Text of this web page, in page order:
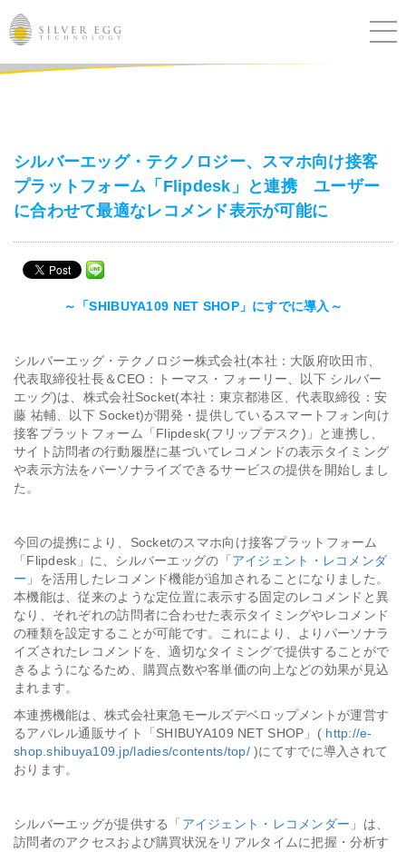
導入事例
ブログ
IR
会社情報
採用
資料ダウンロード
お問い合わせ
シルバーエッグ・テクノロジー、スマホ向け接客
プラットフォーム「Flipdesk」と連携 ユーザー
に合わせて最適なレコメンド表示が可能に
～「SHIBUYA109 NET SHOP」にすでに導入～
シルバーエッグ・テクノロジー株式会社(本社：大阪府吹田市、
代表取締役社長＆CEO：トーマス・フォーリー、以下 シルバー
エッグ)は、株式会社Socket(本社：東京都港区、代表取締役：安
藤 祐輔、以下 Socket)が開発・提供しているスマートフォン向け
接客プラットフォーム「Flipdesk(フリップデスク)」と連携し、
サイト訪問者の行動履歴に基づいてレコメンドの表示タイミング
や表示方法をパーソナライズできるサービスの提供を開始しまし
た。
今回の提携により、Socketのスマホ向け接客プラットフォーム
「Flipdesk」に、シルバーエッグの「 アイジェント・レコメンダ
ー 」を活用したレコメンド機能が追加されることになりました。
本機能は、従来のような定位置に表示する固定のレコメンドと異
なり、それぞれの訪問者に合わせた表示タイミングやレコメンド
の種類を設定することが可能です。これにより、よりパーソナラ
イズされたレコメンドを、適切なタイミングで提供することがで
きるようになるため、購買点数や客単価の向上などの効果が見込
まれます。
本連携機能は、株式会社東急モールズデベロップメントが運営す
るアパレル通販サイト「SHIBUYA109 NET SHOP」( http://e-
shop.shibuya109.jp/ladies/contents/top/)にてすでに導入されて
おります。
シルバーエッグが提供する「 アイジェント・レコメンダー 」は、
訪問者のアクセスおよび購買状況をリアルタイムに把握・分析す